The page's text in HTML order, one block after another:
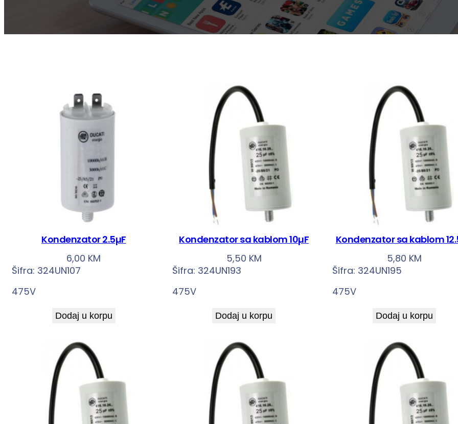
Kondenzator 2.5µF
6,00 KM
Šifra: 324UN107
475V
Dodaj u korpu
Kondenzator sa kablom 10µF
5,50 KM
Šifra: 324UN193
475V
Dodaj u korpu
Kondenzator sa kablom
5,80 KM
Šifra: 324UN195
475V
Dodaj u korpu